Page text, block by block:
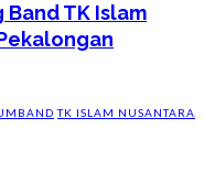
TK Islam
TK ISLAM NUSANTARA